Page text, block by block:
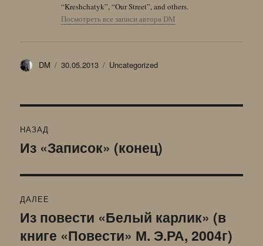
“Kreshchatyk”, “Our Street”, and others.
Посмотреть все записи автора DM
Автор
DM Опубликовано
30.05.2013 Рубрики
Uncategorized
по
НАЗАД
Предыдущая
Из «Записок» (конец)
ДАЛЕЕ
Следующая
запись:
Из повести «Белый карлик» (в
книге «Повести» М. Э.РА, 2004г)